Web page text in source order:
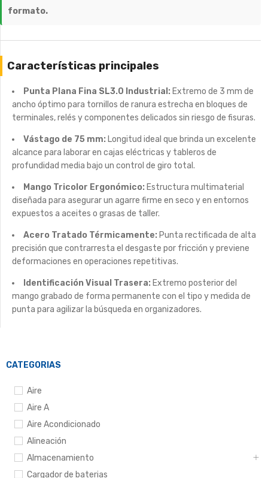
CATEGORIAS
Aire
Aire A
Aire Acondicionado
Alineación
Almacenamiento
Cargador de baterias
formato.
Características principales
Punta Plana Fina SL3.0 Industrial: Extremo de 3 mm de
ancho óptimo para tornillos de ranura estrecha en bloques de
terminales, relés y componentes delicados sin riesgo de fisuras.
Vástago de 75 mm: Longitud ideal que brinda un excelente
alcance para laborar en cajas eléctricas y tableros de
profundidad media bajo un control de giro total.
Mango Tricolor Ergonómico: Estructura multimaterial
diseñada para asegurar un agarre firme en seco y en entornos
expuestos a aceites o grasas de taller.
Acero Tratado Térmicamente: Punta rectificada de alta
precisión que contrarresta el desgaste por fricción y previene
deformaciones en operaciones repetitivas.
Identificación Visual Trasera: Extremo posterior del
mango grabado de forma permanente con el tipo y medida de
punta para agilizar la búsqueda en organizadores.